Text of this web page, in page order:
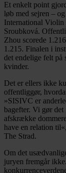
Et enkelt point
løb med sejren –
International
Sroubková.
Zhou scorede
1.215. Finalen i
det endelige felt på
kvinder.
Det er ellers ikke
offentliggør,
»SISIVC er
bagefter. Vi gør det
afskrække
have en relation
The Strad.
Om det
juryen fremgår